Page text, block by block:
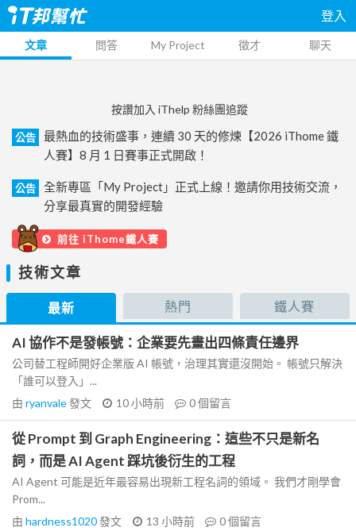
登入
文章 問答 My Project 徵才 聊天
按讚加入 iThelp 粉絲團追蹤
公告
最熱血的技術盛事，連續 30 天的修煉【2026 iThome 鐵
人賽】8 月 1 日賽事正式開啟！
公告
全新專區「My Project」正式上線！邀請你用技術交流，
分享最真實的開發經驗
前往 iThome鐵人賽
技術文章
最新 熱門 鐵人賽
AI 協作不是發帳號：企業要先畫出四條責任邊界
公司替工程師開好企業版 AI 帳號，治理其實還沒開始。 帳號只解決
「誰可以登入」...
由 ryanvale發文 10 小時前 0個留言
從 Prompt 到 Graph Engineering：這些不只是新名
詞，而是 AI Agent 踩坑後衍生的工程
AI Agent 可能是近年最容易出現新工程名詞的領域。 我們才剛學會
Prom...
由 hardness1020發文 13 小時前 0個留言